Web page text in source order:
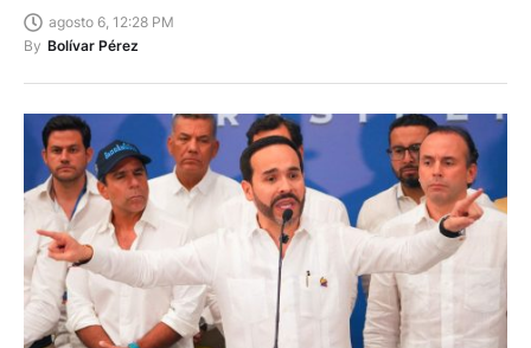
agosto 6, 12:28 PM
By Bolívar Pérez